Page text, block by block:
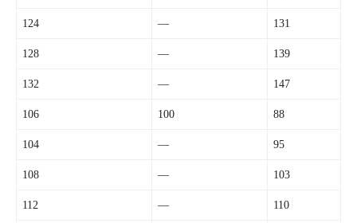
124 — 131
128 — 139
132 — 147
106 100 88
104 — 95
108 — 103
112 — 110